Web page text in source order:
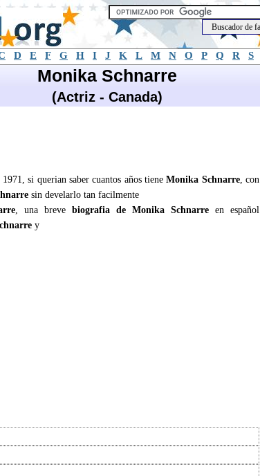
D E F G H I J K L M N O P Q R S
Monika Schnarre
(Actriz - Canada)
si querian saber cuantos años tieneMonika Schnarre, con
sin develarlo tan facilmente
, una breve biografia de Monika Schnarre en español
y